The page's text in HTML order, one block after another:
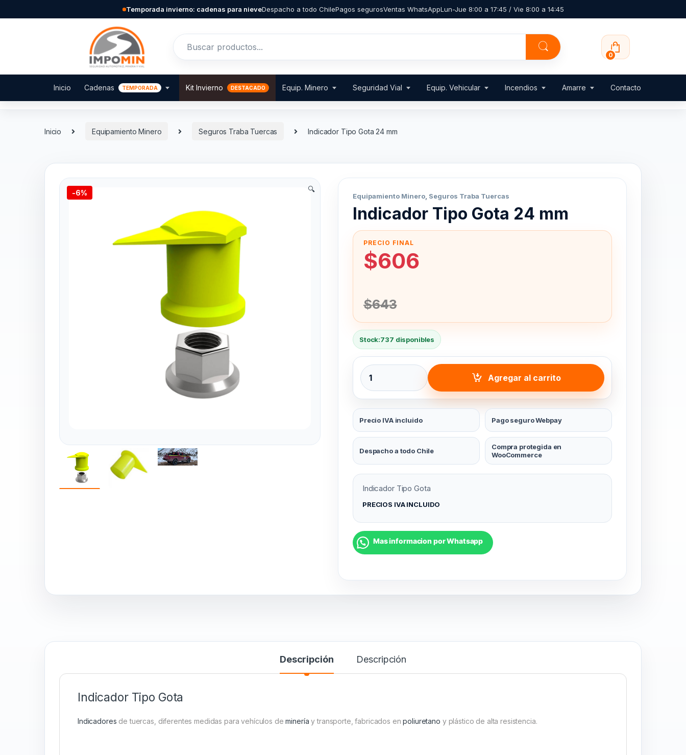
Temporada invierno: cadenas para nieveDespacho a todo ChilePagos segurosVentas WhatsAppLun-Jue 8:00 a 17:45 / Vie 8:00 a 14:45
Search for:
0
Inicio Cadenas Kit Invierno Equip. Minero Seguridad Vial Equip. Vehicular Incendios Amarre Contacto
Inicio Equipamiento Minero Seguros Traba Tuercas Indicador Tipo Gota 24 mm
-6% 🔍
Equipamiento Minero, Seguros Traba Tuercas
Indicador Tipo Gota 24 mm
Stock:737 disponibles
$606
$643
Precio IVA incluido Pago seguro Webpay
Despacho a todo Chile
Compra protegida en
WooCommerce
Indicador Tipo Gota
PRECIOS IVA INCLUIDO
Mas informacion por Whatsapp
Indicador Tipo Gota 24 mm quantity
Agregar al carrito
Descripción Descripción
Indicador Tipo Gota
Indicadores de tuercas, diferentes medidas para vehículos deminería y transporte, fabricados enpoliuretano y plástico de alta resistencia.